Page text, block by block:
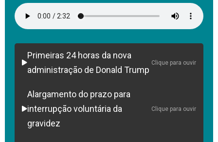
Primeiras 24 horas da nova
administração de Donald Trump
Clique para ouvir
Alargamento do prazo para
interrupção voluntária da
gravidez
Clique para ouvir